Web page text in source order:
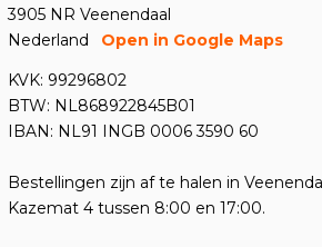
3905 NR Veenendaal
Nederland
Open in Google Maps
KVK: 99296802
BTW: NL868922845B01
IBAN: NL91 INGB 0006 3590 60
Bestellingen zijn af te halen in
Kazemat 4 tussen 8:00 en 17:00.